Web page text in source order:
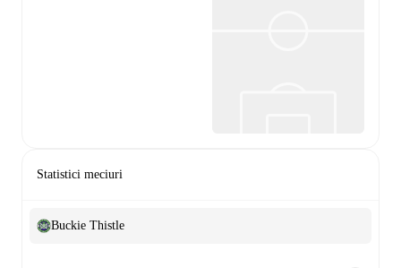
Statistici meciuri
Buckie Thistle